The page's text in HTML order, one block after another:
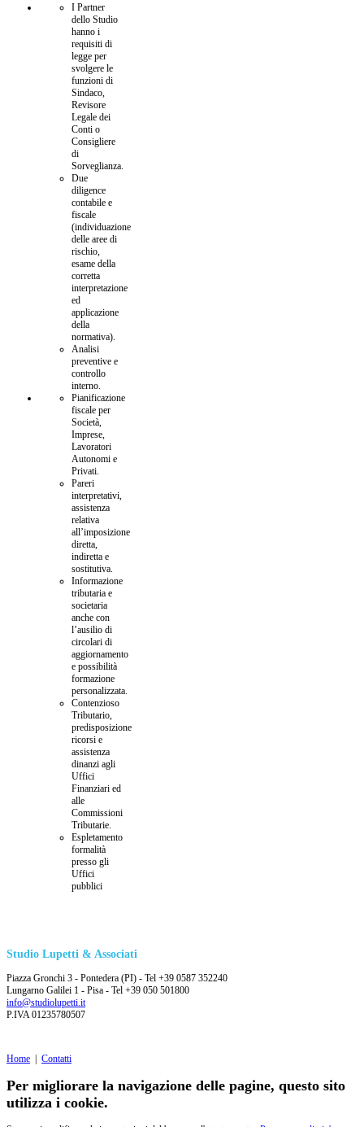
I Partner
dello Studio
hanno i
requisiti di
legge per
svolgere le
funzioni di
Sindaco,
Revisore
Legale dei
Conti o
Consigliere
di
Sorveglianza.
Due
diligence
contabile e
fiscale
(individuazione
delle aree di
rischio,
esame della
corretta
interpretazione
ed
applicazione
della
normativa).
Analisi
preventive e
controllo
interno.
Pianificazione
fiscale per
Società,
Imprese,
Lavoratori
Autonomi e
Privati.
Pareri
interpretativi,
assistenza
relativa
all’imposizione
diretta,
indiretta e
sostitutiva.
Informazione
tributaria e
societaria
anche con
l’ausilio di
circolari di
aggiornamento
e possibilità
formazione
personalizzata.
Contenzioso
Tributario,
predisposizione
ricorsi e
assistenza
dinanzi agli
Uffici
Finanziari ed
alle
Commissioni
Tributarie.
Espletamento
formalità
presso gli
Uffici
pubblici
Studio Lupetti & Associati
Piazza Gronchi 3 - Pontedera (PI) - Tel +39 0587 352240
Lungarno Galilei 1 - Pisa - Tel +39 050 501800
info@studiolupetti.it
P.IVA 01235780507
Home | Contatti
Per migliorare la navigazione delle pagine, questo sito
utilizza i cookie.